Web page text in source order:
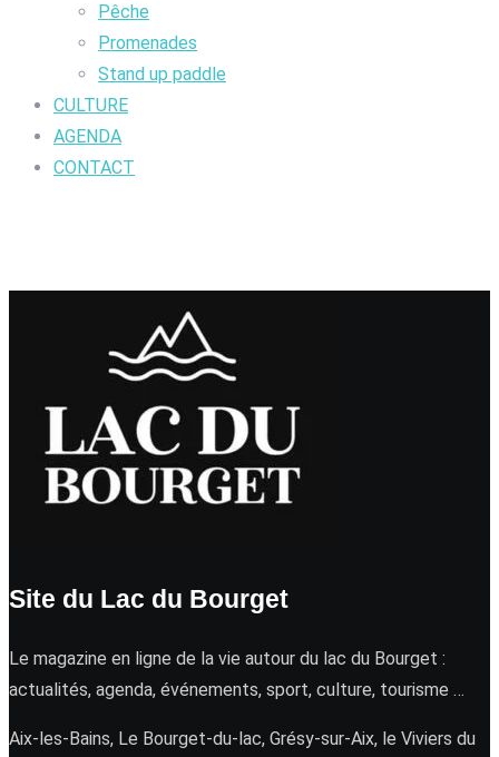
Pêche
Promenades
Stand up paddle
CULTURE
AGENDA
CONTACT
Site du Lac du Bourget
Le magazine en ligne de la vie autour du lac du Bourget :
actualités, agenda, événements, sport, culture, tourisme …
Aix-les-Bains, Le Bourget-du-lac, Grésy-sur-Aix, le Viviers du